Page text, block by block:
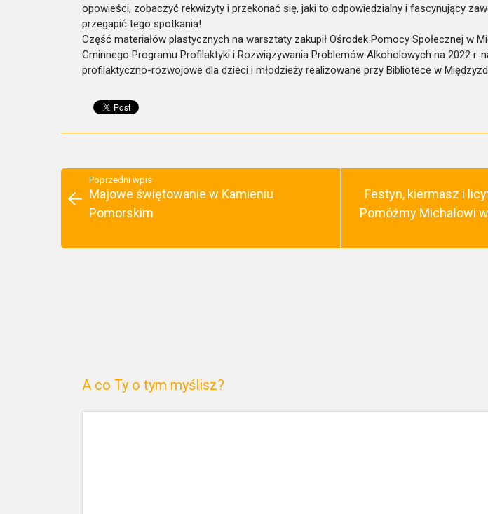
opowieści, zobaczyć rekwizyty i przekonać się, jaki to odpowiedzialny i fascynujący
przegapić tego spotkania!
Część materiałów plastycznych na warsztaty zakupił Ośrodek Pomocy Społecznej w
Gminnego Programu Profilaktyki i Rozwiązywania Problemów Alkoholowych na 2022 r.
profilaktyczno-rozwojowe dla dzieci i młodzieży realizowane przy Bibliotece w
Poprzedni wpis
Majowe świętowanie w Kamieniu
Pomorskim
Festyn, kiermasz i
Pomóżmy Michałowi
A co Ty o tym myślisz?